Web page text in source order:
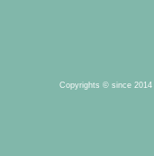
Copyrights © since 2014